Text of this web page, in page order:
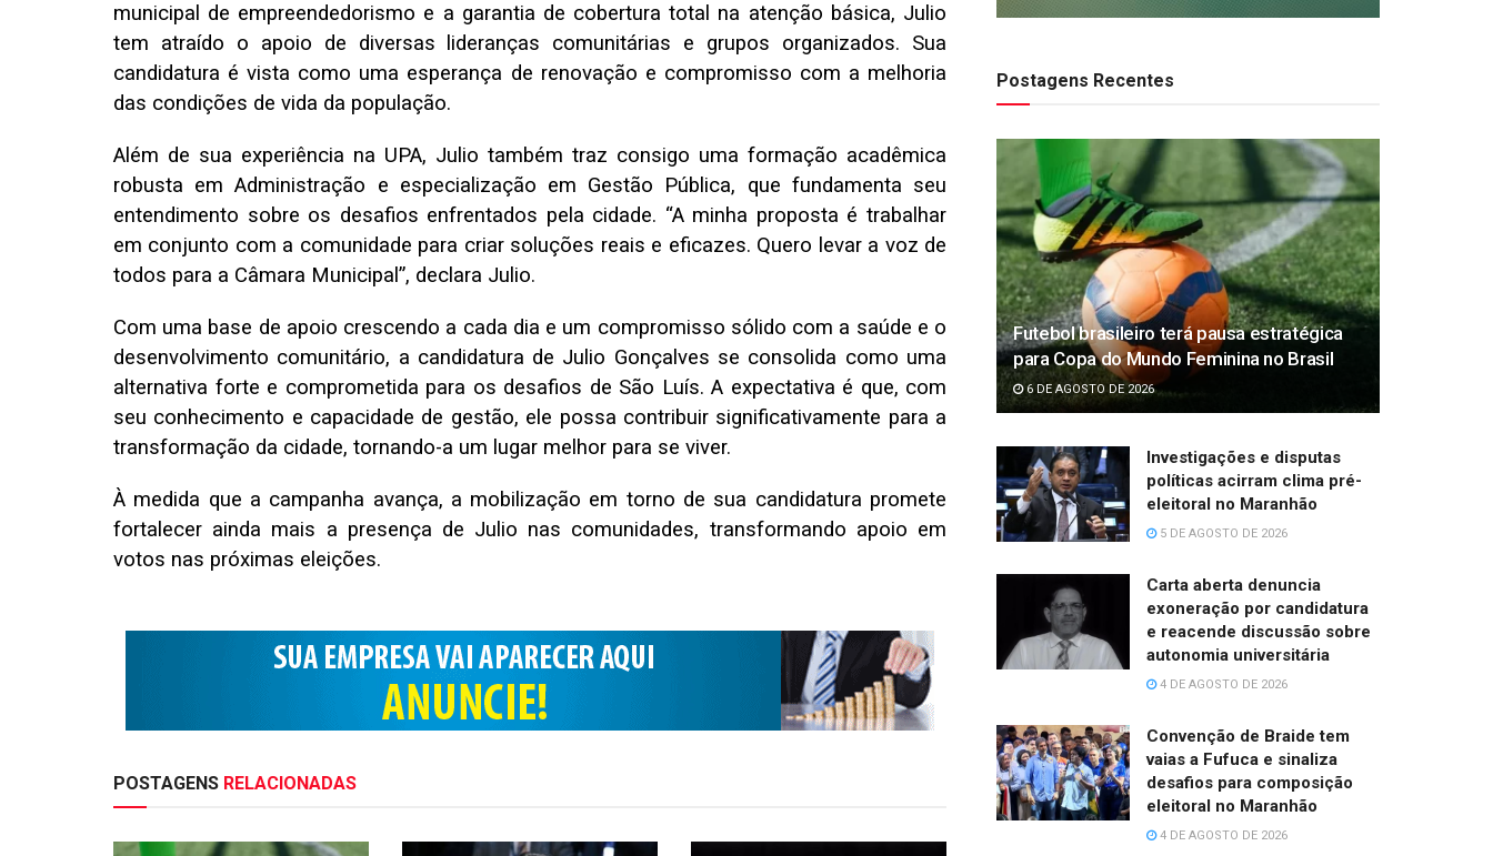
municipal de empreendedorismo e a garantia de cobertura total na atenção básica, Julio
tem atraído o apoio de diversas lideranças comunitárias e grupos organizados. Sua
candidatura é vista como uma esperança de renovação e compromisso com a melhoria
das condições de vida da população.
Além de sua experiência na UPA, Julio também traz consigo uma formação acadêmica
robusta em Administração e especialização em Gestão Pública, que fundamenta seu
entendimento sobre os desafios enfrentados pela cidade. “A minha proposta é trabalhar
em conjunto com a comunidade para criar soluções reais e eficazes. Quero levar a voz de
todos para a Câmara Municipal”, declara Julio.
Com uma base de apoio crescendo a cada dia e um compromisso sólido com a saúde e o
desenvolvimento comunitário, a candidatura de Julio Gonçalves se consolida como uma
alternativa forte e comprometida para os desafios de São Luís. A expectativa é que, com
seu conhecimento e capacidade de gestão, ele possa contribuir significativamente para a
transformação da cidade, tornando-a um lugar melhor para se viver.
À medida que a campanha avança, a mobilização em torno de sua candidatura promete
fortalecer ainda mais a presença de Julio nas comunidades, transformando apoio em
votos nas próximas eleições.
POSTAGENS RELACIONADAS
Postagens Recentes
Futebol brasileiro terá pausa estratégica
para Copa do Mundo Feminina no Brasil
6 DE AGOSTO DE 2026
Investigações e disputas
políticas acirram clima pré-
eleitoral no Maranhão
5 DE AGOSTO DE 2026
Carta aberta denuncia
exoneração por candidatura
e reacende discussão sobre
autonomia universitária
4 DE AGOSTO DE 2026
Convenção de Braide tem
vaias a Fufuca e sinaliza
desafios para composição
eleitoral no Maranhão
4 DE AGOSTO DE 2026